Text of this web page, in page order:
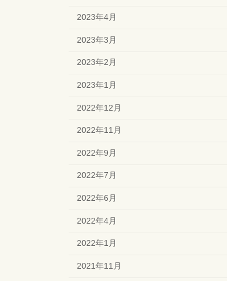
2023年4月
2023年3月
2023年2月
2023年1月
2022年12月
2022年11月
2022年9月
2022年7月
2022年6月
2022年4月
2022年1月
2021年11月